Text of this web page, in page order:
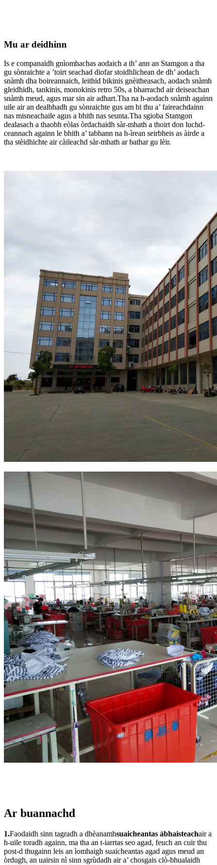
Mu ar deidhinn
Is e companaidh gnìomhachas aodaich a th’ ann an Stamgon a tha
gu sònraichte a ’toirt seachad diofar stoidhlichean de dh’ aodach
snàmh dha boireannaich, leithid bikinis gnèitheasach, aodach snàmh
gleidhidh, tankinis, monokinis retro 50s, a bharrachd air deiseachan
snàmh meud, agus mar sin air adhart.Tha na h-aodach snàmh againn
uile air an dealbhadh gu sònraichte gus am bi thu a’ faireachdainn
nas misneachaile agus a bhith nas seunta.Tha sgioba Stamgon
dealasach a thaobh eòlas òrdachaidh sàr-mhath a thoirt don luchd-
ceannach againn le bhith a’ tabhann na h-ìrean seirbheis as àirde a
tha stèidhichte air càileachd sàr-mhath ar bathar gu lèir.
Ar buannachd
1.Faodaidh sinn tagradh a dhèanamhsuaicheantas àbhaisteachair a
h-uile toradh againn, ma tha an t-iarrtas seo agad, feuch an cuir thu
post-d thugainn leis an ìomhaigh suaicheantas agad agus meud an
òrdugh, an uairsin nì sinn sgrùdadh air a’ chosgais clò-bhualaidh